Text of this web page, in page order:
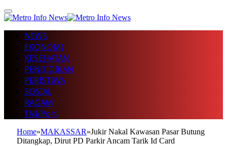
NEWS
EKONOMI
KESEHATAN
PENDIDIKAN
PERISTIWA
SOSIAL
RAGAM
TNI/Polri
Home»MAKASSAR»Jukir Nakal Kawasan Pasar Butung
Ditangkap, Dirut PD Parkir Ancam Tarik Id Card